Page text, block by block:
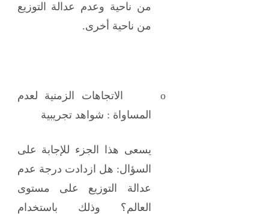
من ناحية وعدم عدالة التوزيع
من ناحية أخرى.
o
الاتجاهات الزمنية لعدم
المساواة : شواهد تجريبية
يسعى هذا الجزء للإجابة على
السؤال: هل ازدادت درجة عدم
عدالة التوزيع على مستوى
العالم؟ وذلك باستخدام